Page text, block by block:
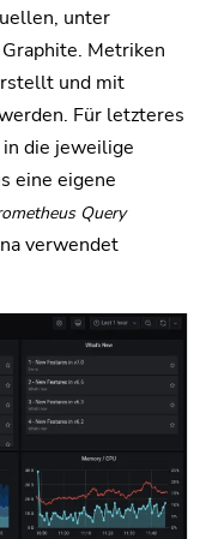
unter
Metriken
und mit
Für letzteres
die jeweilige
eine eigene
Query
verwendet